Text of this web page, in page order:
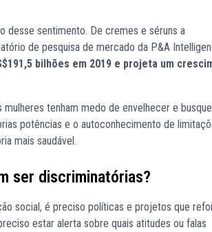
desse sentimento. De cremes e séruns a
de pesquisa de mercado da P&A
bilhões em 2019 e projeta um
tenham medo de envelhecer e
potências e o autoconhecimento de
mais saudável.
ser discriminatórias?
social, é preciso políticas e projetos que
estar alerta sobre quais atitudes ou falas